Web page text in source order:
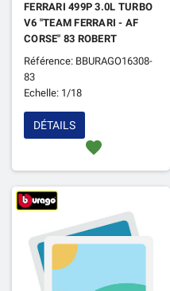
FERRARI 499P 3.0L TURBO
V6 "TEAM FERRARI - AF
CORSE" 83 ROBERT
KUBICA / PHIL HANSON /
YIFEI YE 24H DU MANS
2025 1ER
Référence: BBURAGO16308-
83
Echelle: 1/18
favorite
DÉTAILS